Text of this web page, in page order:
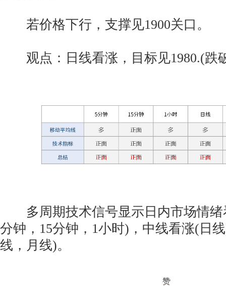
若价格下行，支撑见1900关口。
观点：日线看涨，目标见1980.(跌
多周期技术信号显示日内市场情绪
分钟，15分钟，1小时)，中线看涨(日
线，月线)。
赞